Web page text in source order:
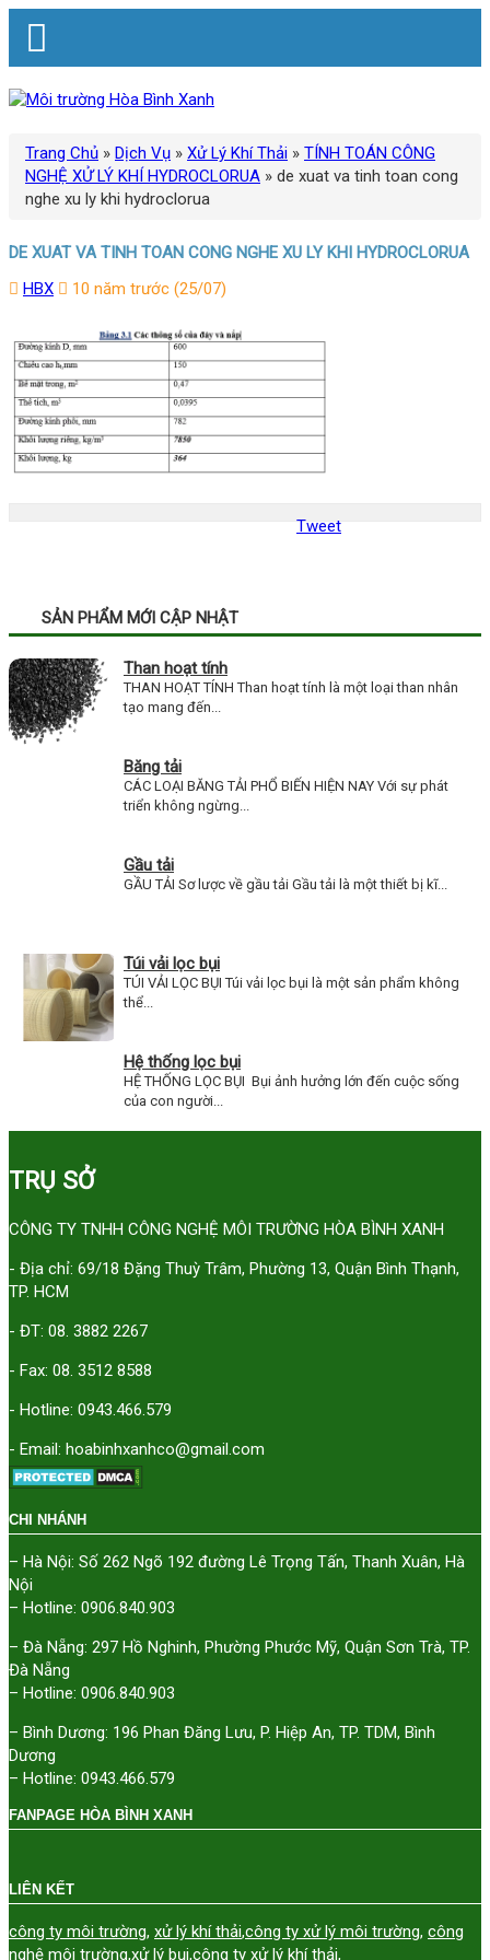
Trang Chủ » Dịch Vụ » Xử Lý Khí Thải » TÍNH TOÁN CÔNG
NGHỆ XỬ LÝ KHÍ HYDROCLORUA » de xuat va tinh toan cong
nghe xu ly khi hydroclorua
DE XUAT VA TINH TOAN CONG NGHE XU LY KHI HYDROCLORUA
HBX
10 năm trước (25/07)
Tweet
SẢN PHẨM MỚI CẬP NHẬT
Than hoạt tính
THAN HOẠT TÍNH Than hoạt tính là một loại than nhân
tạo mang đến...
Băng tải
CÁC LOẠI BĂNG TẢI PHỔ BIẾN HIỆN NAY Với sự phát
triển không ngừng...
Gầu tải
GẦU TẢI Sơ lược về gầu tải Gầu tải là một thiết bị kĩ...
Túi vải lọc bụi
TÚI VẢI LỌC BỤI Túi vải lọc bụi là một sản phẩm không
thể...
Hệ thống lọc bụi
HỆ THỐNG LỌC BỤI Bụi ảnh hưởng lớn đến cuộc sống
của con người...
TRỤ SỞ
CÔNG TY TNHH CÔNG NGHỆ MÔI TRƯỜNG HÒA BÌNH XANH
- Địa chỉ: 69/18 Đặng Thuỳ Trâm, Phường 13, Quận Bình Thạnh,
TP. HCM
- ĐT: 08. 3882 2267
- Fax: 08. 3512 8588
- Hotline: 0943.466.579
- Email: hoabinhxanhco@gmail.com
CHI NHÁNH
– Hà Nội: Số 262 Ngõ 192 đường Lê Trọng Tấn, Thanh Xuân, Hà
Nội
– Hotline: 0906.840.903
– Đà Nẵng: 297 Hồ Nghinh, Phường Phước Mỹ, Quận Sơn Trà, TP.
Đà Nẵng
– Hotline: 0906.840.903
– Bình Dương: 196 Phan Đăng Lưu, P. Hiệp An, TP. TDM, Bình
Dương
– Hotline: 0943.466.579
FANPAGE HÒA BÌNH XANH
LIÊN KẾT
công ty môi trường, xử lý khí thải,công ty xử lý môi trường, công
nghệ môi trường,xử lý bụi,công ty xử lý khí thải,